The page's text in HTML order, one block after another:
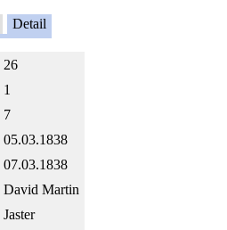
Detail
26
1
7
05.03.1838
07.03.1838
David Martin
Jaster